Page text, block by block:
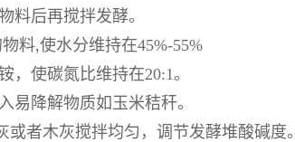
料后再搅拌发酵。
料,使水分维持在45%-55%
，使碳氮比维持在20:1。
易降解物质如玉米秸秆。
者木灰搅拌均匀，调节发酵堆酸碱度。